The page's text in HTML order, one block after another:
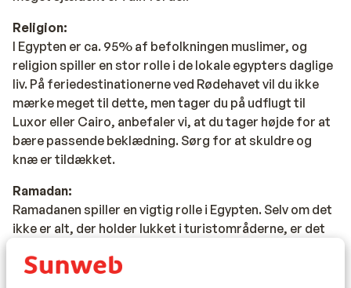
Religion:
I Egypten er ca. 95% af befolkningen muslimer, og
religion spiller en stor rolle i de lokale egypters daglige
liv. På feriedestinationerne ved Rødehavet vil du ikke
mærke meget til dette, men tager du på udflugt til
Luxor eller Cairo, anbefaler vi, at du tager højde for at
bære passende beklædning. Sørg for at skuldre og
knæ er tildækket.
Ramadan:
Ramadanen spiller en vigtig rolle i Egypten. Selv om det
ikke er alt, der holder lukket i turistområderne, er det
afholdelse af Ramadan afhænger af månekalenderen.